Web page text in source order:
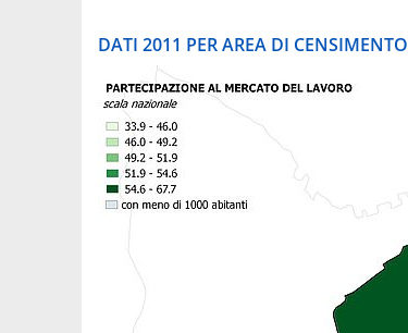
DATI 2011 PER AREA DI CENSIMENTO